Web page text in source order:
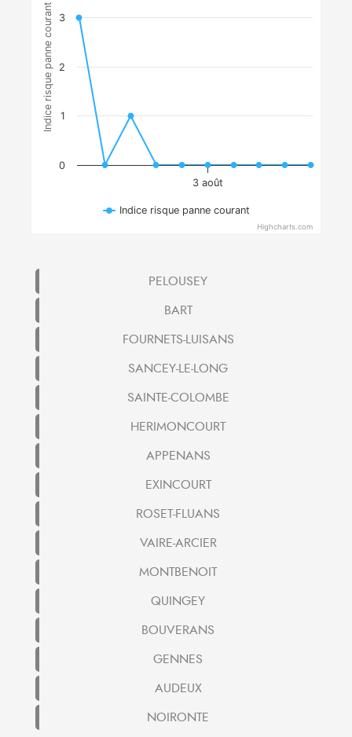
Indice risque panne courant
3 août
0
1
2
3
Indice risque panne courant
Highcharts.com
PELOUSEY
BART
FOURNETS-LUISANS
SANCEY-LE-LONG
SAINTE-COLOMBE
HERIMONCOURT
APPENANS
EXINCOURT
ROSET-FLUANS
VAIRE-ARCIER
MONTBENOIT
QUINGEY
BOUVERANS
GENNES
AUDEUX
NOIRONTE